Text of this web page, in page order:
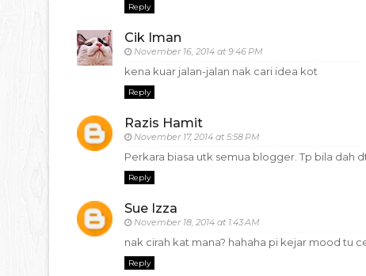
Reply
Cik Iman
November 16, 2014 at 9:46 PM
kena kuar jalan-jalan nak cari idea kot
Reply
Razis Hamit
November 17, 2014 at 5:58 PM
Perkara biasa utk semua blogger. Tp bila dah
Reply
Sue Izza
November 18, 2014 at 1:43 AM
nak cirah kat mana? hahaha pi kejar mood tu
Reply